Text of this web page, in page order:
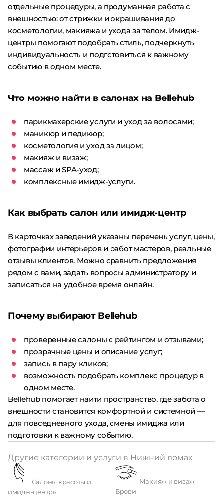
отдельные процедуры, а продуманная работа с
внешностью: от стрижки и окрашивания до
косметологии, макияжа и ухода за телом. Имидж-
центры помогают подобрать стиль, подчеркнуть
индивидуальность и подготовиться к важному
событию в одном месте.
Что можно найти в салонах на Bellehub
парикмахерские услуги и уход за волосами;
маникюр и педикюр;
косметология и уход за лицом;
макияж и визаж;
массаж и SPA-уход;
комплексные имидж-услуги.
Как выбрать салон или имидж-центр
В карточках заведений указаны перечень услуг, цены,
фотографии интерьеров и работ мастеров, реальные
отзывы клиентов. Можно сравнить предложения
рядом с вами, задать вопросы администратору и
записаться на удобное время онлайн.
Почему выбирают Bellehub
проверенные салоны с рейтингом и отзывами;
прозрачные цены и описание услуг;
запись в пару кликов;
возможность подобрать комплекс процедур в
одном месте.
Bellehub помогает найти пространство, где забота о
внешности становится комфортной и системной —
для повседневного ухода, смены имиджа или
подготовки к важному событию.
Другие категории и услуги в Нижний ломах
имидж-центры
Макияж и визаж
Брови